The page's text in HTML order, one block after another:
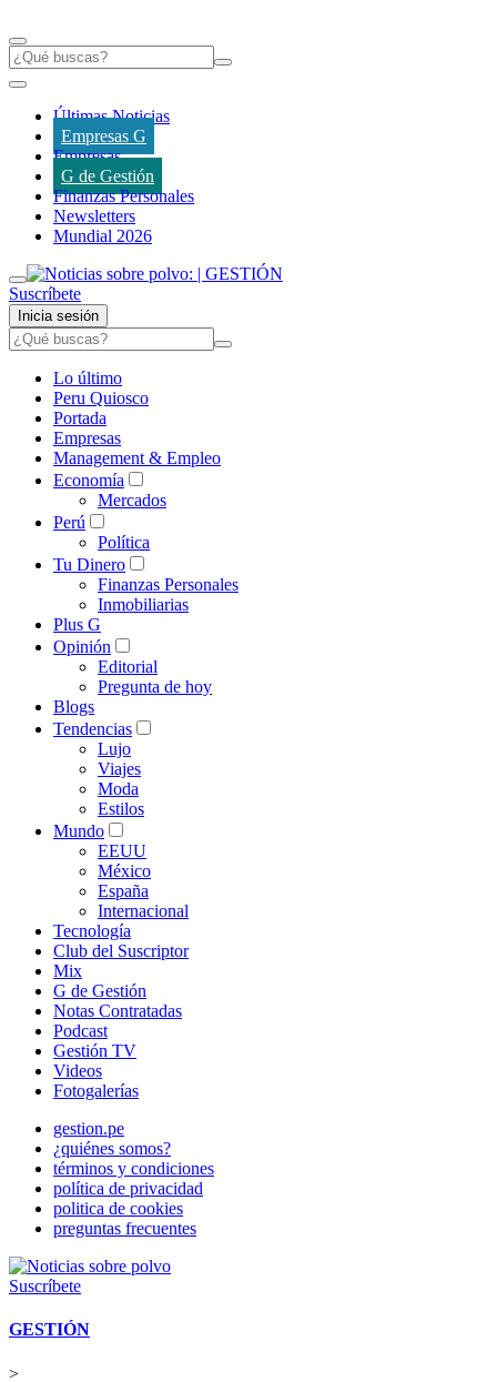
Últimas Noticias
Empresas G
Empresas
G de Gestión
Finanzas Personales
Newsletters
Mundial 2026
Suscríbete
Inicia sesión
Lo último
Peru Quiosco
Portada
Empresas
Management & Empleo
Economía
Mercados
Perú
Política
Tu Dinero
Finanzas Personales
Inmobiliarias
Plus G
Opinión
Editorial
Pregunta de hoy
Blogs
Tendencias
Lujo
Viajes
Moda
Estilos
Mundo
EEUU
México
España
Internacional
Tecnología
Club del Suscriptor
Mix
G de Gestión
Notas Contratadas
Podcast
Gestión TV
Videos
Fotogalerías
gestion.pe
¿quiénes somos?
términos y condiciones
política de privacidad
politica de cookies
preguntas frecuentes
Suscríbete
GESTIÓN
>